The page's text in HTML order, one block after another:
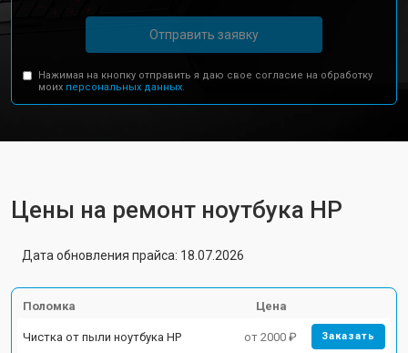
Отправить заявку
Нажимая на кнопку отправить я даю свое согласие на обработку
моих персональных данных.
Цены на ремонт ноутбука HP
Дата обновления прайса: 18.07.2026
Поломка Цена
Чистка от пыли ноутбука HP от 2000 ₽ Заказать